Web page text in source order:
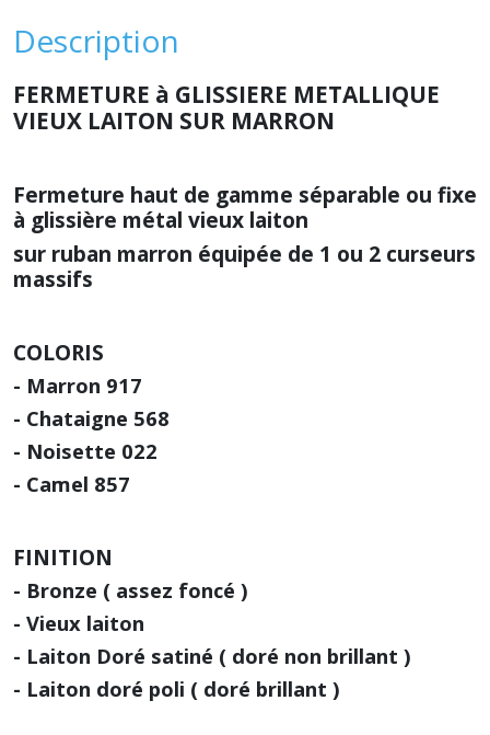
Description
FERMETURE à GLISSIERE METALLIQUE
VIEUX LAITON SUR MARRON
Fermeture haut de gamme séparable ou fixe
à glissière métal vieux laiton
sur ruban marron équipée de 1 ou 2 curseurs
massifs
COLORIS
- Marron 917
- Chataigne 568
- Noisette 022
- Camel 857
FINITION
- Bronze ( assez foncé )
- Vieux laiton
- Laiton Doré satiné ( doré non brillant )
- Laiton doré poli ( doré brillant )